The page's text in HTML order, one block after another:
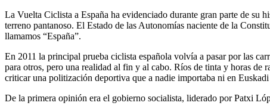
La Vuelta Ciclista a España ha evidenciado durante gran parte de su
terreno pantanoso. El Estado de las Autonomías naciente de la
llamamos “España”.
En 2011 la principal prueba ciclista española volvía a pasar por las
para otros, pero una realidad al fin y al cabo. Ríos de tinta y horas de
criticar una politización deportiva que a nadie importaba ni en
De la primera opinión era el gobierno socialista, liderado por Patxi